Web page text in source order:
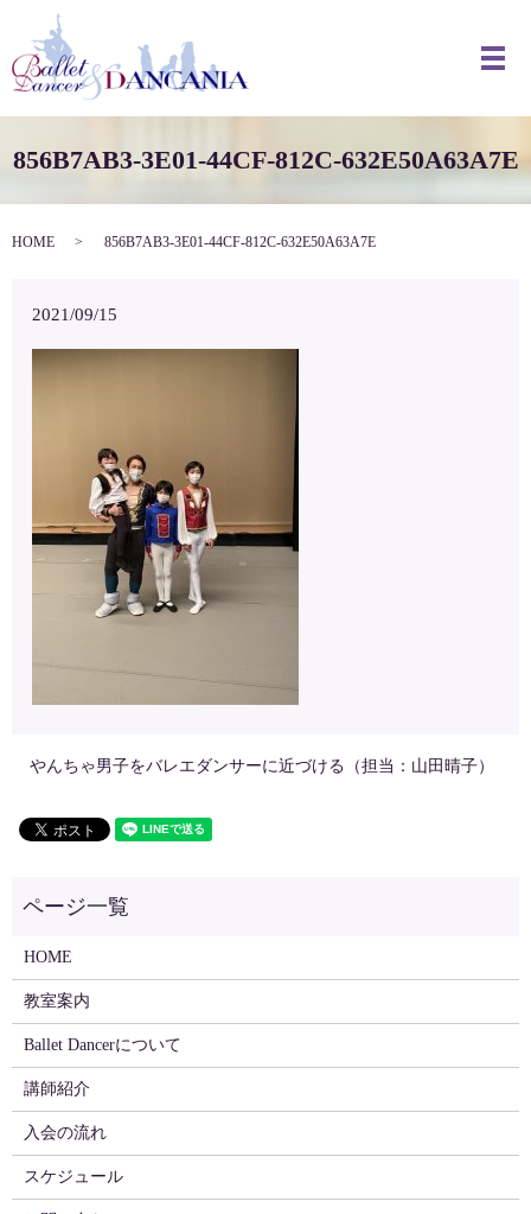
メ
856B7AB3-3E01-44CF-812C-632E50A63A7E
HOME 856B7AB3-3E01-44CF-812C-632E50A63A7E
2021/09/15
やんちゃ男子をバレエダンサーに近づける（担当：山田晴子）
HOME
教室案内
Ballet Dancerについて
講師紹介
入会の流れ
スケジュール